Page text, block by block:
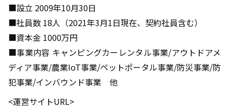
■設立 2009年10月30日
■社員数 18人（2021年3月1日現在、契約社員含む）
■資本金 1000万円
■事業内容 キャンピングカーレンタル事業/アウトドアメ
ディア事業/農業IoT事業/ペットポータル事業/防災事業/防
犯事業/インバウンド事業 他
<運営サイトURL>